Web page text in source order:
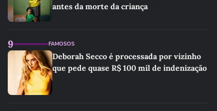
antes da morte da criança
9 FAMOSOS
Deborah Secco é processada por vizinho
que pede quase R$ 100 mil de indenização